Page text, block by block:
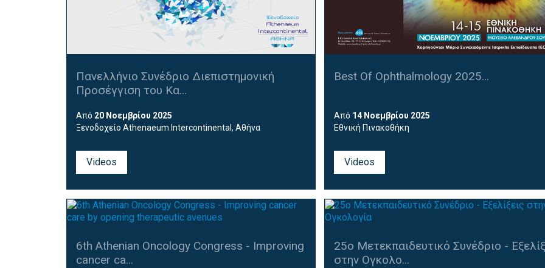
Πανελλήνιο Συνέδριο Διεπιστημονική
Προσέγγιση του Κα...
Από 20 Νοεμβρίου 2025
Ξενοδοχείο Athenaeum Intercontinental, Αθήνα
Videos
Best Of Ophthalmology 2025...
Από 14 Νοεμβρίου 2025
Εθνική Πινακοθήκη
Videos
6th Athenian Oncology Congress - Improving
cancer ca...
25ο Μετεκπαιδευτικό Συνέδριο -
στην Ογκολο...